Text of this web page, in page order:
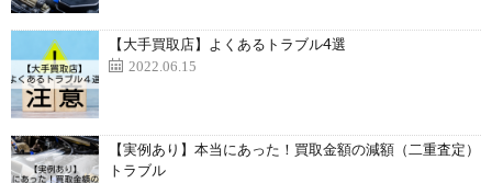
【大手買取店】よくあるトラブル4選
2022.06.15
【実例あり】本当にあった！買取金額の減額（二重査定）
トラブル